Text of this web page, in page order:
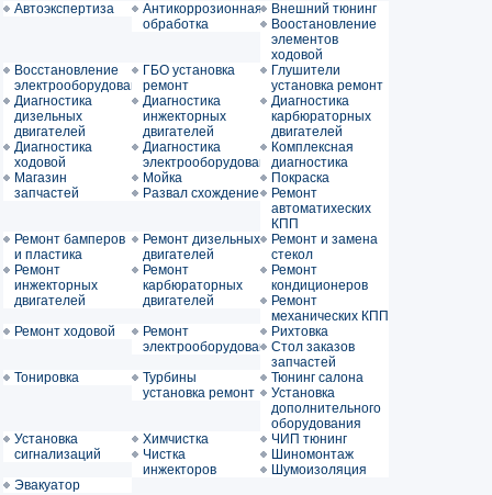
Автоэкспертиза
Антикоррозионная
обработка
Внешний тюнинг
Воостановление
элементов
ходовой
Восстановление
электрооборудования
ГБО установка
ремонт
Глушители
установка ремонт
Диагностика
дизельных
двигателей
Диагностика
инжекторных
двигателей
Диагностика
карбюраторных
двигателей
Диагностика
ходовой
Диагностика
электрооборудования
Комплексная
диагностика
Магазин
запчастей
Мойка
Покраска
Развал схождение
Ремонт
автоматихеских
КПП
Ремонт бамперов
и пластика
Ремонт дизельных
двигателей
Ремонт и замена
стекол
Ремонт
инжекторных
двигателей
Ремонт
карбюраторных
двигателей
Ремонт
кондиционеров
Ремонт
механических КПП
Ремонт ходовой
Ремонт
электрооборудования
Рихтовка
Стол заказов
запчастей
Тонировка
Турбины
установка ремонт
Тюнинг салона
Установка
дополнительного
оборудования
Установка
сигнализаций
Химчистка
ЧИП тюнинг
Чистка
инжекторов
Шиномонтаж
Шумоизоляция
Эвакуатор